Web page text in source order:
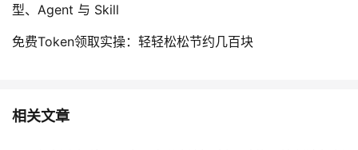
型、Agent 与 Skill
免费Token领取实操：轻轻松松节约几百块
相关文章